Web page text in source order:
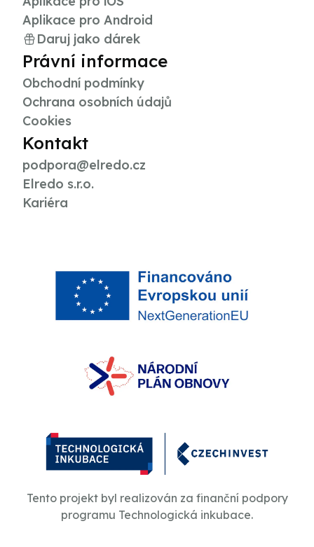
Aplikace pro Android
Daruj jako dárek
Právní informace
Obchodní podmínky
Ochrana osobních údajů
Cookies
Kontakt
podpora@elredo.cz
Elredo s.r.o.
Kariéra
Tento projekt byl realizován za finanční podpory
programu Technologická inkubace.